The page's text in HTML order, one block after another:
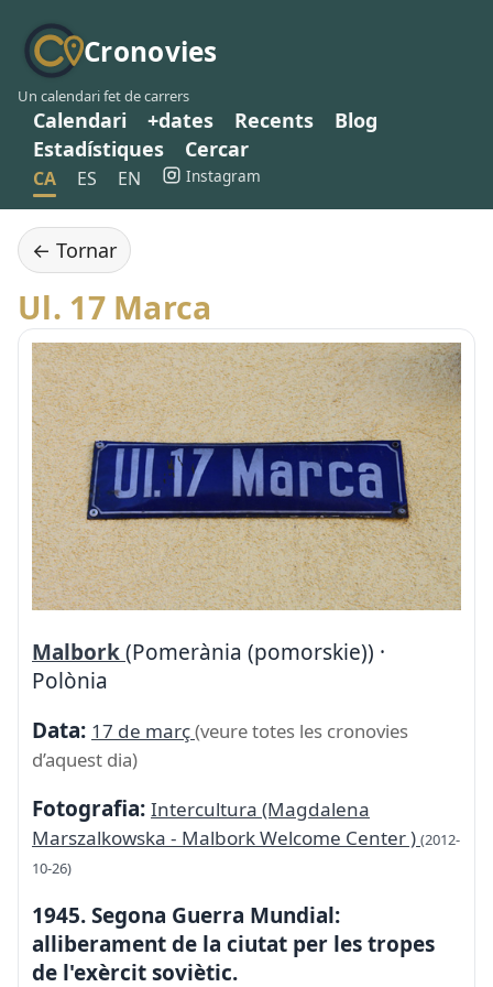
Cronovies
Un calendari fet de carrers
Calendari +dates Recents
Blog
Estadístiques
Cercar
CA ES EN Instagram
← Tornar
Ul. 17 Marca
Malbork(Pomerània (pomorskie)) ·
Polònia
Data: 17 de març(veure totes les cronovies
d’aquest dia)
Fotografia: Intercultura (Magdalena
Marszalkowska - Malbork Welcome Center ) (2012-
10-26)
1945. Segona Guerra Mundial:
alliberament de la ciutat per les tropes
de l'exèrcit soviètic.